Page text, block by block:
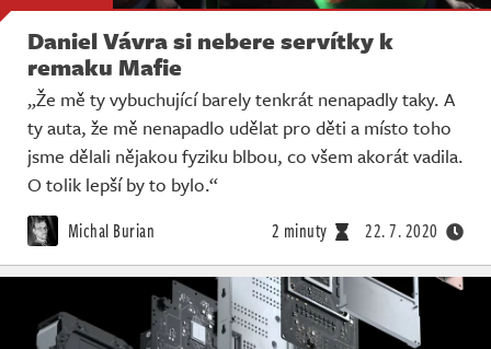
Daniel Vávra si nebere servítky k
remaku Mafie
„Že mě ty vybuchující barely tenkrát nenapadly taky. A
ty auta, že mě nenapadlo udělat pro děti a místo toho
jsme dělali nějakou fyziku blbou, co všem akorát vadila.
O tolik lepší by to bylo.“
Michal Burian 2 minuty 22. 7. 2020